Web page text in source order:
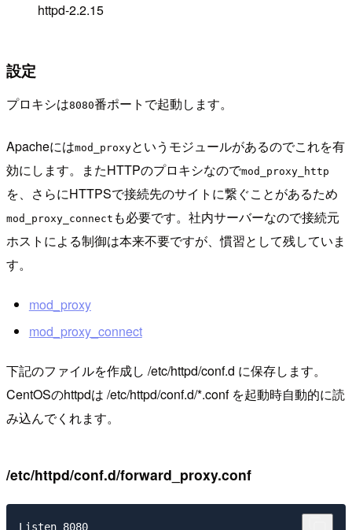
httpd-2.2.15
設定
プロキシは8080番ポートで起動します。
Apacheにはmod_proxyというモジュールがあるのでこれを有
効にします。またHTTPのプロキシなのでmod_proxy_http
を、さらにHTTPSで接続先のサイトに繋ぐことがあるため
mod_proxy_connect も必要です。社内サーバーなので接続元
ホストによる制御は本来不要ですが、慣習として残していま
す。
mod_proxy
mod_proxy_connect
下記のファイルを作成し /etc/httpd/conf.d に保存します。
CentOSのhttpdは /etc/httpd/conf.d/*.conf を起動時自動的に読
み込んでくれます。
/etc/httpd/conf.d/forward_proxy.conf
Listen 8080